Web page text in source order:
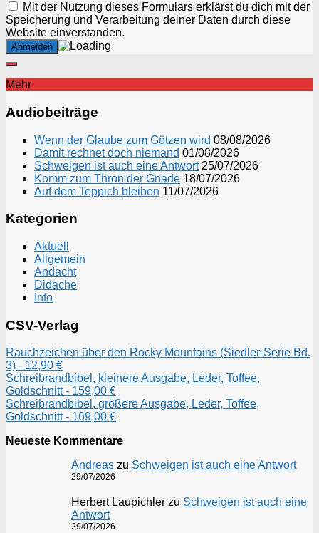
Mit der Nutzung dieses Formulars erklärst du dich mit der
Speicherung und Verarbeitung deiner Daten durch diese
Website einverstanden.
Mehr
Audiobeiträge
Wenn der Glaube zum Götzen wird 08/08/2026
Damit rechnet doch niemand 01/08/2026
Schweigen ist auch eine Antwort 25/07/2026
Komm zum Thron der Gnade 18/07/2026
Auf dem Teppich bleiben 11/07/2026
Kategorien
Aktuell
Allgemein
Andacht
Didache
Info
CSV-Verlag
Rauchzeichen über den Rocky Mountains (Siedler-Serie Bd.
3) - 12,90 €
Schreibrandbibel, kleinere Ausgabe, Leder, Toffee,
Goldschnitt - 159,00 €
Schreibrandbibel, größere Ausgabe, Leder, Toffee,
Goldschnitt - 169,00 €
Neueste Kommentare
Andreas zu Schweigen ist auch eine Antwort
29/07/2026
Herbert Laupichler zu Schweigen ist auch eine
Antwort
29/07/2026